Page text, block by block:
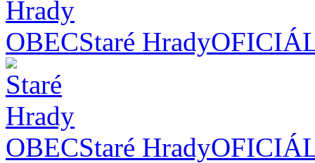
OBECStaré Hrady
OBECStaré Hrady